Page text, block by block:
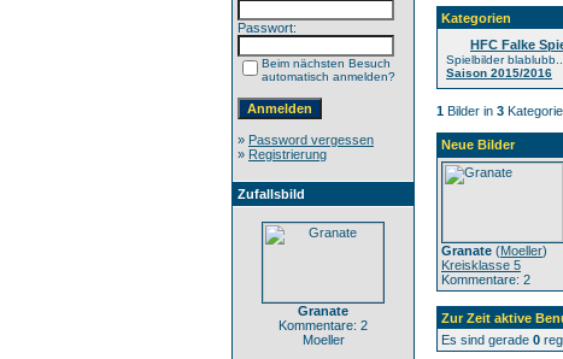
Passwort:
Beim nächsten Besuch
automatisch anmelden?
» Password vergessen
» Registrierung
Zufallsbild
Granate
Kommentare: 2
Moeller
Kategorien
HFC Falke
Spielbilder blablubb...
Saison 2015/2016
1 Bilder in 3
Neue Bilder
Granate (Moeller)
Kreisklasse 5
Kommentare: 2
Zur Zeit aktive
Es sind gerade 0